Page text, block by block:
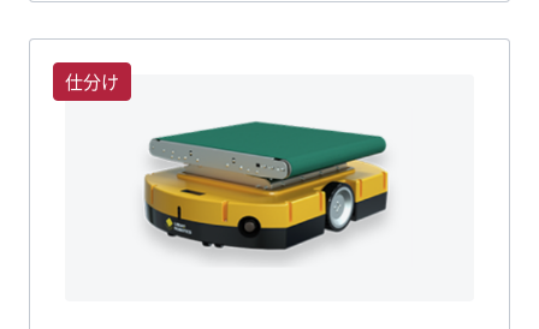
仕分け